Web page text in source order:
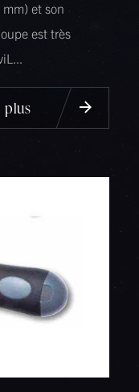
et son
est très
plus